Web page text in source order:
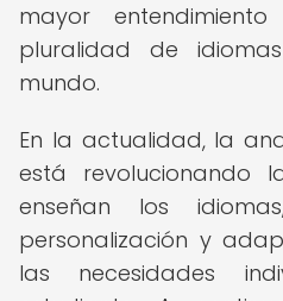
mayor
pluralidad de
mundo.
En la actualidad, la
está revolucionando
enseñan los
personalización y
las necesidades